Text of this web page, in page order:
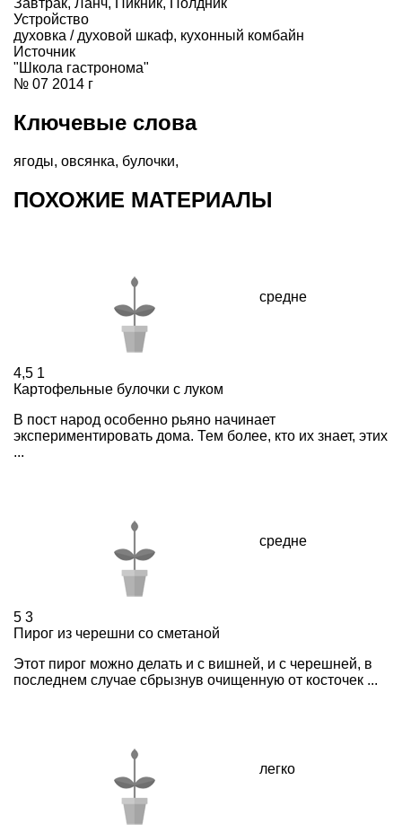
Завтрак, Ланч, Пикник,
Полдник
Устройство
духовка / духовой шкаф, кухонный комбайн
Источник
"Школа гастронома"
№ 07 2014 г
Ключевые слова
ягоды, овсянка, булочки,
ПОХОЖИЕ МАТЕРИАЛЫ
средне
4,5 1
Картофельные булочки с луком
В пост народ особенно рьяно начинает
экспериментировать дома. Тем более, кто их знает, этих
...
средне
5 3
Пирог из черешни со сметаной
Этот пирог можно делать и с вишней, и с черешней, в
последнем случае сбрызнув очищенную от косточек ...
легко